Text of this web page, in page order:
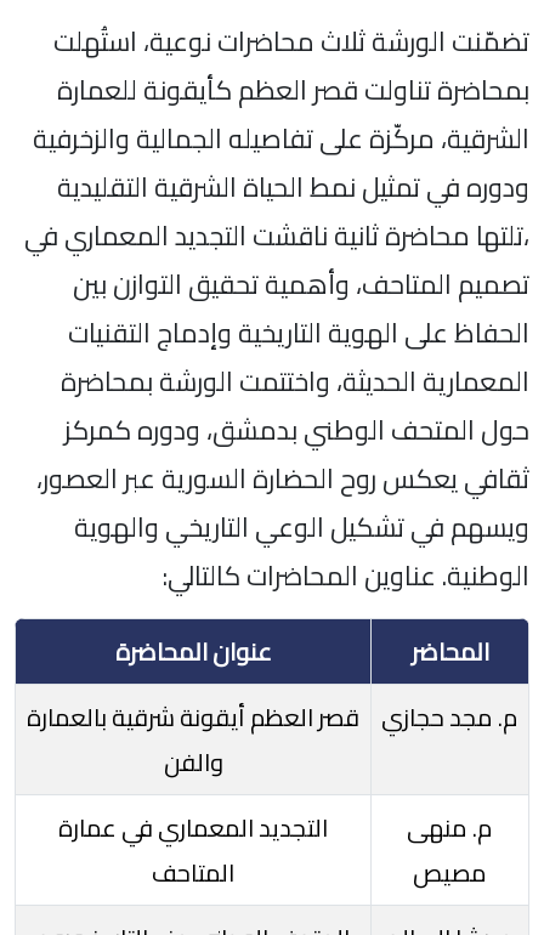
تضمّنت الورشة ثلاث محاضرات نوعية، استُهلت
بمحاضرة تناولت قصر العظم كأيقونة للعمارة
الشرقية، مركّزة على تفاصيله الجمالية والزخرفية
ودوره في تمثيل نمط الحياة الشرقية التقليدية
،تلتها محاضرة ثانية ناقشت التجديد المعماري في
تصميم المتاحف، وأهمية تحقيق التوازن بين
الحفاظ على الهوية التاريخية وإدماج التقنيات
المعمارية الحديثة، واختتمت الورشة بمحاضرة
حول المتحف الوطني بدمشق، ودوره كمركز
ثقافي يعكس روح الحضارة السورية عبر العصور،
ويسهم في تشكيل الوعي التاريخي والهوية
الوطنية. عناوين المحاضرات كالتالي:
المحاضر
عنوان المحاضرة
م. مجد حجازي قصر العظم أيقونة شرقية بالعمارة
والفن
م. منهى
مصيص
التجديد المعماري في عمارة
المتاحف